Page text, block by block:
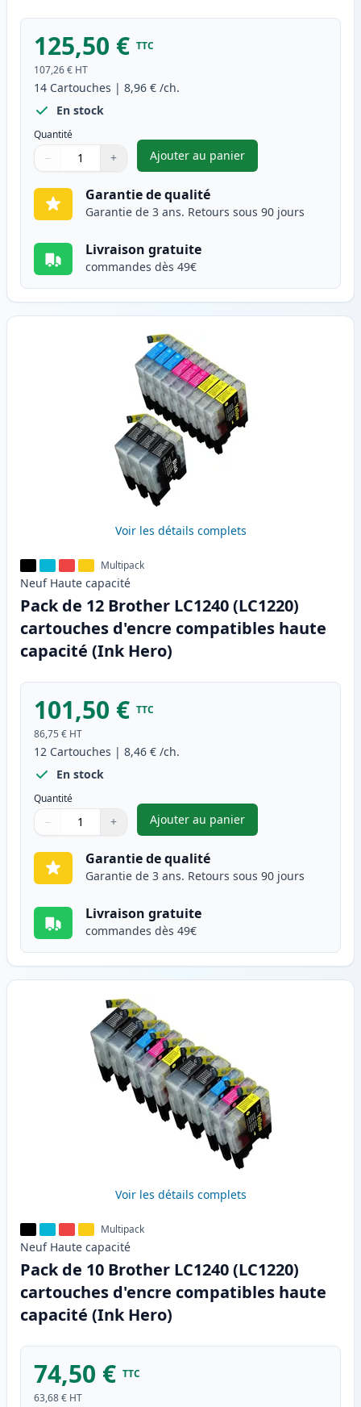
125,50 € TTC
107,26 € HT
14 Cartouches | 8,96 € /ch.
En stock
Quantité
Quantité
Utilisez les boutons pour ajuster
− +
Quantité
Ajouter au panier
,Pack de 14 Brother LC1240
Garantie de qualité
Garantie de 3 ans. Retours sous 90 jours
Livraison gratuite
commandes dès 49€
Voir les détails complets
Multipack
Neuf Haute capacité
Pack de 12 Brother LC1240 (LC1220)
cartouches d'encre compatibles haute
capacité (Ink Hero)
101,50 € TTC
86,75 € HT
12 Cartouches | 8,46 € /ch.
En stock
Quantité
Quantité
Utilisez les boutons pour ajuster
− +
Quantité
Ajouter au panier
,Pack de 12 Brother LC1240
Garantie de qualité
Garantie de 3 ans. Retours sous 90 jours
Livraison gratuite
commandes dès 49€
Voir les détails complets
Multipack
Neuf Haute capacité
Pack de 10 Brother LC1240 (LC1220)
cartouches d'encre compatibles haute
capacité (Ink Hero)
74,50 € TTC
63,68 € HT